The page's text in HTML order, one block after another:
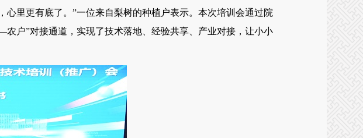
里更有底了。”一位来自梨树的种植户表示。本次培训会通过院
户”对接通道，实现了技术落地、经验共享、产业对接，让小小